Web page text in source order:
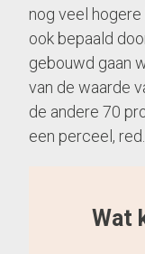
nog veel
ook bepaald
gebouwd gaan
van de waarde
de andere 70
een perceel,
Wat